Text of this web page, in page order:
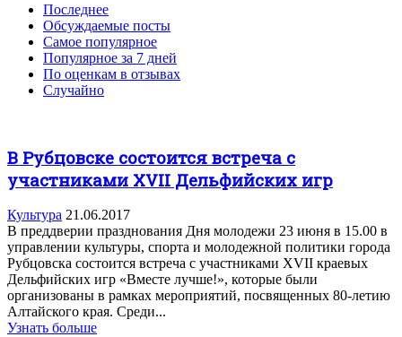
Последнее
Обсуждаемые посты
Самое популярное
Популярное за 7 дней
По оценкам в отзывах
Случайно
В Рубцовске состоится встреча с
участниками XVII Дельфийских игр
Культура 21.06.2017
В преддверии празднования Дня молодежи 23 июня в 15.00 в
управлении культуры, спорта и молодежной политики города
Рубцовска состоится встреча с участниками XVII краевых
Дельфийских игр «Вместе лучше!», которые были
организованы в рамках мероприятий, посвященных 80-летию
Алтайского края. Среди...
Узнать больше